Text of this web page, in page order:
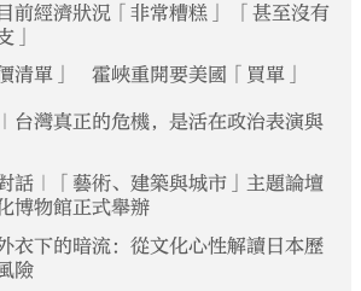
前經濟狀況「非常糟糕」 「甚至沒有
」
清單」 霍峽重開要美國「買單」
台灣真正的危機，是活在政治表演與
話｜「藝術、建築與城市」主題論壇
博物館正式舉辦
衣下的暗流：從文化心性解讀日本歷
險